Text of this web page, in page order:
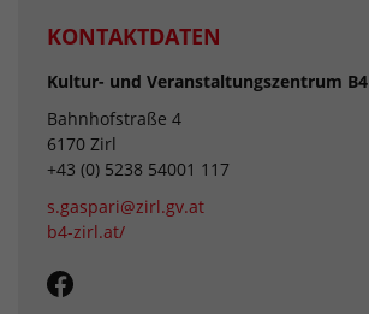
KONTAKTDATEN
Kultur- und Veranstaltungszentrum B4
Bahnhofstraße 4
6170 Zirl
+43 (0) 5238 54001 117
s.gaspari@zirl.gv.at
b4-zirl.at/